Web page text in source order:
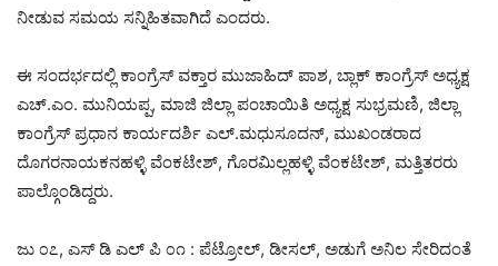
ನೀಡುವ ಸಮಯ ಸನ್ನಿಹಿತವಾಗಿದೆ ಎಂದರು.
ಈ ಸಂದರ್ಭದಲ್ಲಿ ಕಾಂಗ್ರೆಸ್ ವಕ್ತಾರ ಮುಜಾಹಿದ್ ಪಾಶ, ಬ್ಲಾಕ್ ಕಾಂಗ್ರೆಸ್ ಅಧ್ಯಕ್ಷ
ಎಚ್.ಎಂ. ಮುನಿಯಪ್ಪ, ಮಾಜಿ ಜಿಲ್ಲಾ ಪಂಚಾಯಿತಿ ಅಧ್ಯಕ್ಷ ಸುಭ್ರಮಣಿ, ಜಿಲ್ಲಾ
ಕಾಂಗ್ರೆಸ್ ಪ್ರಧಾನ ಕಾರ್ಯದರ್ಶಿ ಎಲ್.ಮಧುಸೂದನ್, ಮುಖಂಡರಾದ
ದೊಗರನಾಯಕನಹಳ್ಳಿ ವೆಂಕಟೇಶ್, ಗೊರಮಿಲ್ಲಹಳ್ಳಿ ವೆಂಕಟೇಶ್, ಮತ್ತಿತರರು
ಪಾಲ್ಗೊಂಡಿದ್ದರು.
ಜು ೦೭, ಎಸ್ ಡಿ ಎಲ್ ಪಿ ೦೧ : ಪೆಟ್ರೋಲ್, ಡೀಸಲ್, ಅಡುಗೆ ಅನಿಲ ಸೇರಿದಂತೆ